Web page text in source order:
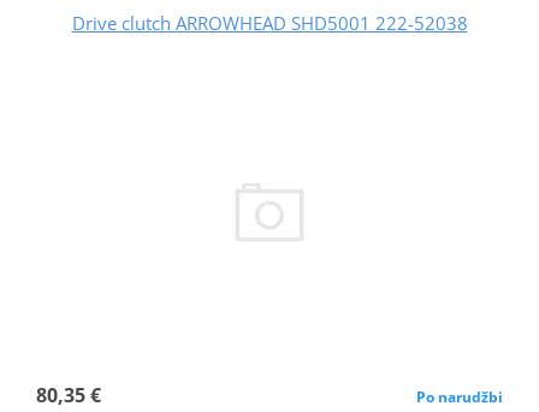
Drive clutch ARROWHEAD SHD5001 222-52038
80,35 € Po narudžbi